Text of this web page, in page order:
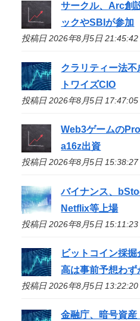
サークル、Arc創
ックやSBIが参加
投稿日 2026年8月5日 21:45:42
クラリティー法
トワイズCIO
投稿日 2026年8月5日 17:47:05
Web3ゲームの
a16z出資
投稿日 2026年8月5日 15:38:27
バイナンス、
Netflix等上場
投稿日 2026年8月5日 15:11:23
ビットコイン採
高は事前予想わず
投稿日 2026年8月5日 13:22:20
金融庁、暗号資